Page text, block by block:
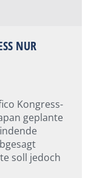
NUR
Kongress-
geplante
soll jedoch